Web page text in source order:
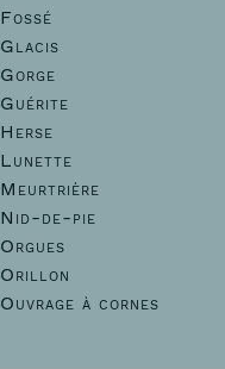
Fossé
Glacis
Gorge
Guérite
Herse
Lunette
Meurtrière
Nid-de-pie
Orgues
Orillon
Ouvrage à cornes